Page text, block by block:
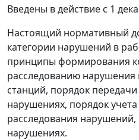
Введены в действие с 1
Настоящий нормативный
категории нарушений в
принципы формирования
расследованию нарушения
станций, порядок
нарушениях, порядок
расследования
нарушениях.